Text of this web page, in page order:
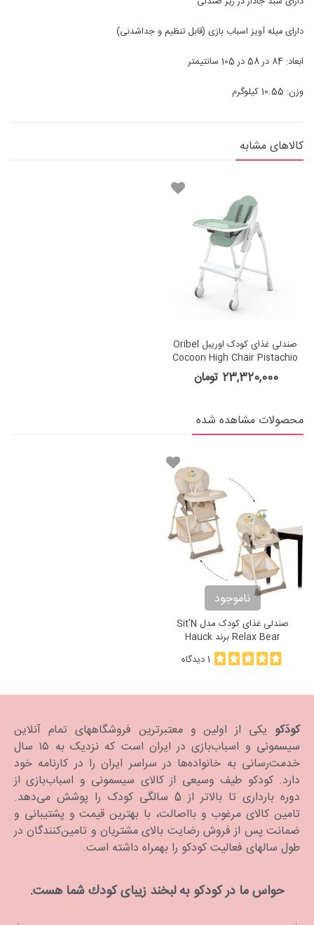
دارای میله آویز اسباب بازی (قابل تنظیم و جداشدنی)
ابعاد: 84 در 58 در 105 سانتیمتر
وزن: 10.55 کیلوگرم
کالاهای مشابه
صندلی غذای کودک اوریبل Oribel
Cocoon High Chair Pistachio
Macaron
23,320,000 تومان
محصولات مشاهده شده
ناموجود
صندلی غذای کودک مدل Sit'N
Relax Bear برند Hauck
1 دیدگاه
کودَکو یکی از اولین و معتبرترین فروشگاههای تمام آنلاین
سیسمونی و اسباب‌بازی در ایران است که نزدیک به ۱۵ سال
خدمت‌رسانی به خانواده‌ها در سراسر ایران را در کارنامه خود
دارد. كودكو طیف وسیعی از کالای سیسمونی و اسباب‌بازی از
دوره بارداری تا بالاتر از 5 سالگی کودک را پوشش می‌دهد.
تامین کالای مرغوب و بااصالت، با بهترین قیمت و پشتیبانی و
ضمانت پس از فروش رضایت بالای مشتریان و تامین‌کنندگان در
طول سالهای فعالیت کودکو را بهمراه داشته است.
حواس ما در كودكو به لبخند زیبای كودك شما هست.